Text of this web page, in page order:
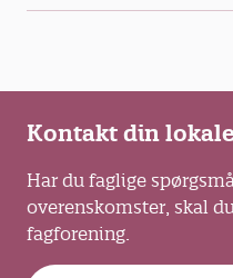
Kontakt din
Har du faglige
overenskomster, skal
fagforening.